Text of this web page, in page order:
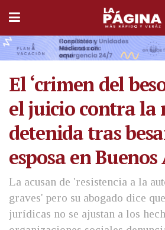
El ‘crimen del
el juicio contra la
detenida tras
esposa en Buenos
La acusan de 'resistencia a la
graves' pero su abogado dice
jurídicas no se ajustan a los